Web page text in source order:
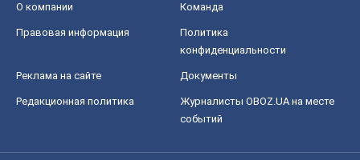
О компании Команда
Правовая информация
Политика
конфиденциальности
Реклама на сайте Документы
Редакционная политика
Журналисты OBOZ.UA на месте
событий